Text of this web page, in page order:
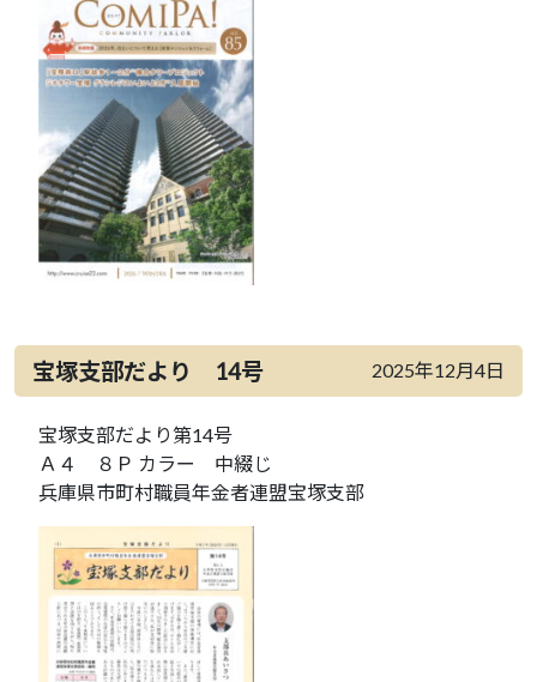
宝塚支部だより 14号 2025年12月4日
宝塚支部だより第14号
Ａ４ ８Ｐ カラー 中綴じ
兵庫県市町村職員年金者連盟宝塚支部